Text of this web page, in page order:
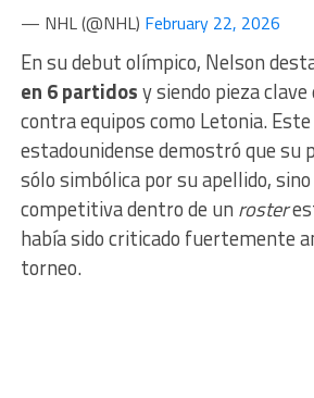
— NHL (@NHL) February 22, 2026
En su debut olímpico, Nelson
en 6 partidosy siendo pieza
contra equipos como Letonia.
estadounidense demostró que su
sólo simbólica por su apellido,
competitiva dentro de un roster
había sido criticado fuertemente
torneo.